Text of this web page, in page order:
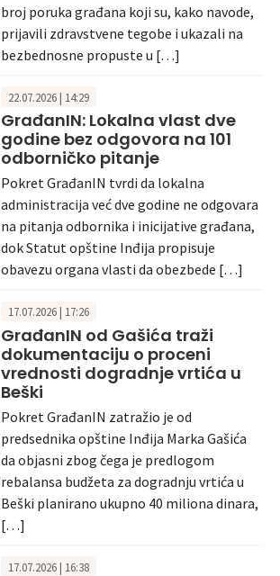
broj poruka građana koji su, kako navode,
prijavili zdravstvene tegobe i ukazali na
bezbednosne propuste u […]
22.07.2026 | 14:29
GrađanIN: Lokalna vlast dve
godine bez odgovora na 101
odborničko pitanje
Pokret GrađanIN tvrdi da lokalna
administracija već dve godine ne odgovara
na pitanja odbornika i inicijative građana,
dok Statut opštine Inđija propisuje
obavezu organa vlasti da obezbede […]
17.07.2026 | 17:26
GrađanIN od Gašića traži
dokumentaciju o proceni
vrednosti dogradnje vrtića u
Beški
Pokret GrađanIN zatražio je od
predsednika opštine Inđija Marka Gašića
da objasni zbog čega je predlogom
rebalansa budžeta za dogradnju vrtića u
Beški planirano ukupno 40 miliona dinara,
[…]
17.07.2026 | 16:38